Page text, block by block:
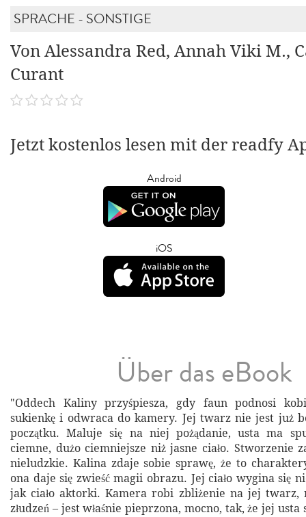
SPRACHE - SONSTIGE
Von Alessandra Red, Annah Viki M.,
Curant
Jetzt kostenlos lesen mit der readfy
Android
iOS
Über das eBook
"Oddech Kaliny przyśpiesza, gdy faun podnosi
sukienkę i odwraca do kamery. Jej twarz nie jest już
początku. Maluje się na niej pożądanie, usta ma
ciemne, dużo ciemniejsze niż jasne ciało. Stworzenie
nieludzkie. Kalina zdaje sobie sprawę, że to
ona daje się zwieść magii obrazu. Jej ciało wygina się
jak ciało aktorki. Kamera robi zbliżenie na jej twarz,
złudzeń – jest właśnie pieprzona, mocno, tak, że jej usta